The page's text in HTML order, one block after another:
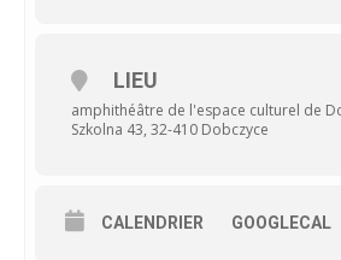
LIEU
amphithéâtre de l'espace culturel de
Szkolna 43, 32-410 Dobczyce
CALENDRIER GOOGLECAL